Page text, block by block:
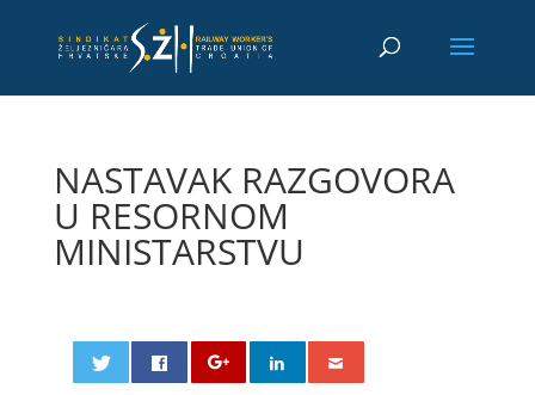
NASTAVAK RAZGOVORA
U RESORNOM
MINISTARSTVU